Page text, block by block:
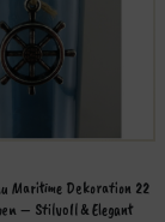
Maritime Dekoration 22
– Stilvoll & Elegant